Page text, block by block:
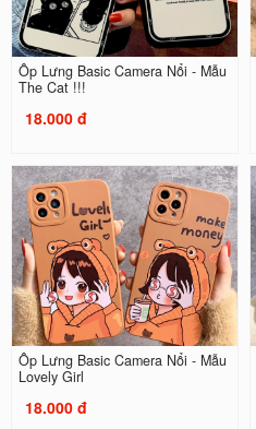
Ốp Lưng Basic Camera Nổi - Mẫu
The Cat !!!
18.000 đ
Ốp Lưng Basic Camera Nổi - Mẫu
Lovely Girl
18.000 đ